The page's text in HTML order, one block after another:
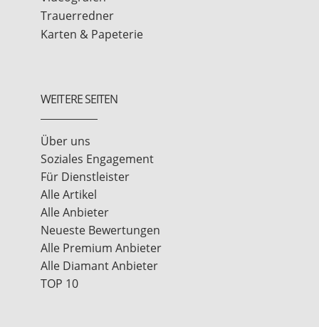
Trauerredner
Karten & Papeterie
WEITERE SEITEN
Über uns
Soziales Engagement
Für Dienstleister
Alle Artikel
Alle Anbieter
Neueste Bewertungen
Alle Premium Anbieter
Alle Diamant Anbieter
TOP 10